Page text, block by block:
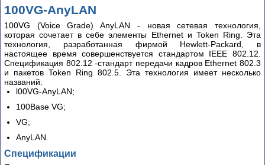
100VG-AnyLAN
100VG (Voice Grade) AnyLAN - новая сетевая технология,
которая сочетает в себе элементы Ethernet и Token Ring. Эта
технология, разработанная фирмой Hewlett-Packard, в
настоящее время совершенствуется стандартом IEEE 802.12.
Спецификация 802.12 -стандарт передачи кадров Ethernet 802.3
и пакетов Token Ring 802.5. Эта технология имеет несколько
названий:
l00VG-AnyLAN;
100Base VG;
VG;
AnyLAN.
Спецификации